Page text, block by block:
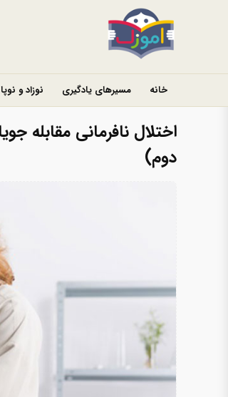
خانه مسیرهای یادگیری نوزاد و نوپا
دوم)